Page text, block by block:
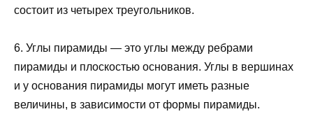
состоит из четырех треугольников.
6. Углы пирамиды — это углы между ребрами
пирамиды и плоскостью основания. Углы в вершинах
и у основания пирамиды могут иметь разные
величины, в зависимости от формы пирамиды.